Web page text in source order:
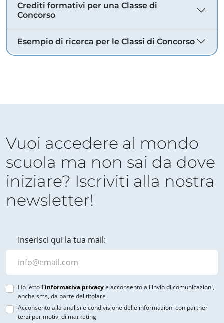
Crediti formativi per una Classe di
Concorso
Esempio di ricerca per le Classi di Concorso
Vuoi accedere al mondo
scuola ma non sai da dove
iniziare? Iscriviti alla nostra
newsletter!
Inserisci qui la tua mail:
Ho letto l'informativa privacye acconsento all'invio di comunicazioni,
anche sms, da parte del titolare
Acconsento alla analisi e condivisione delle informazioni con partner
terzi per motivi di marketing